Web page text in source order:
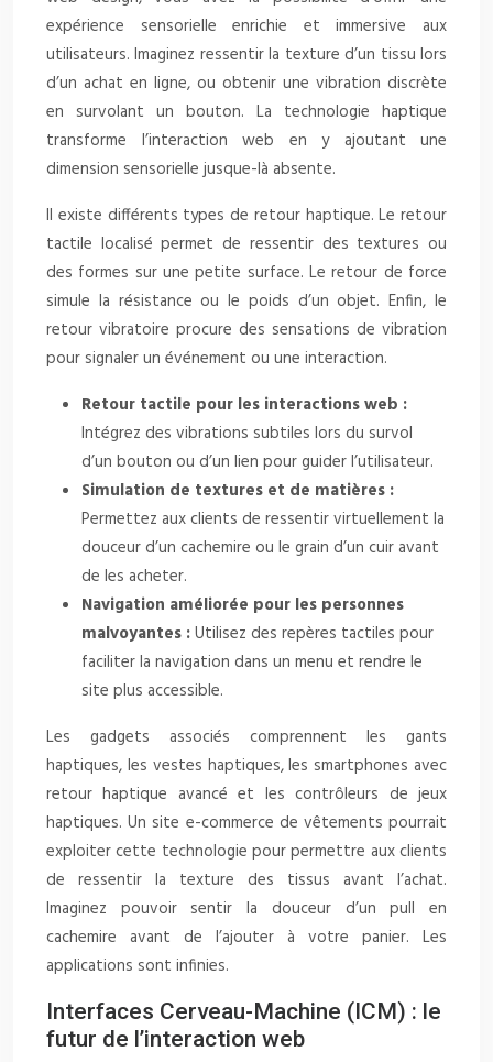
expérience sensorielle enrichie et immersive aux
utilisateurs. Imaginez ressentir la texture d’un tissu lors
d’un achat en ligne, ou obtenir une vibration discrète
en survolant un bouton. La technologie haptique
transforme l’interaction web en y ajoutant une
dimension sensorielle jusque-là absente.
Il existe différents types de retour haptique. Le retour
tactile localisé permet de ressentir des textures ou
des formes sur une petite surface. Le retour de force
simule la résistance ou le poids d’un objet. Enfin, le
retour vibratoire procure des sensations de vibration
pour signaler un événement ou une interaction.
Retour tactile pour les interactions web :
Intégrez des vibrations subtiles lors du survol
d’un bouton ou d’un lien pour guider l’utilisateur.
Simulation de textures et de matières :
Permettez aux clients de ressentir virtuellement la
douceur d’un cachemire ou le grain d’un cuir avant
de les acheter.
Navigation améliorée pour les personnes
malvoyantes :Utilisez des repères tactiles pour
faciliter la navigation dans un menu et rendre le
site plus accessible.
Les gadgets associés comprennent les gants
haptiques, les vestes haptiques, les smartphones avec
retour haptique avancé et les contrôleurs de jeux
haptiques. Un site e-commerce de vêtements pourrait
exploiter cette technologie pour permettre aux clients
de ressentir la texture des tissus avant l’achat.
Imaginez pouvoir sentir la douceur d’un pull en
cachemire avant de l’ajouter à votre panier. Les
applications sont infinies.
Interfaces Cerveau-Machine (ICM) : le
futur de l’interaction web